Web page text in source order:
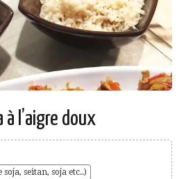
à l’aigre doux
seitan, soja etc..)